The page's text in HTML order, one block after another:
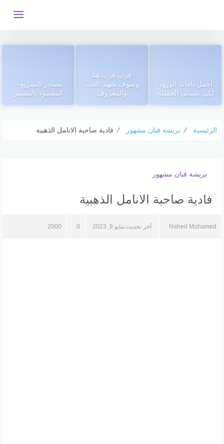
مصادر التشريع—
المقصود بالتفسير
قرب قرب هنا
وشوف شهيد الحب
والمعروف
أجمل باقات الورود
لكى سيدتى الجميلة
الرئيسية ⁄ بريشة فنان مشهور ⁄ فادية صاحبة الانامل الذهبية
بريشة فنان مشهور
فادية صاحبة الانامل الذهبية
Nahed Mohamed آخر تحديث:مايو 9, 2023 0
2000